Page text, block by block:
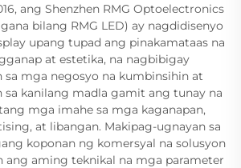
ang Shenzhen RMG Optoelectronics
bilang RMG LED) ay nagdidisenyo
upang tupad ang pinakamataas na
at estetika, na nagbibigay
sa mga negosyo na kumbinsihin at
sa kanilang madla gamit ang tunay na
mga imahe sa mga kaganapan,
at libangan. Makipag-ugnayan sa
koponan ng komersyal na solusyon
ang aming teknikal na mga parameter